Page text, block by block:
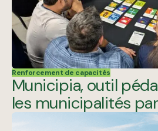
Renforcement de capacités
Municipia, outil
les municipalités